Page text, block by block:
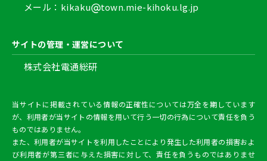
メール：kikaku
town.mie-kihoku.lg.jp
サイトの管理・運営について
株式会社電通総研
当サイトに掲載されている情報の正確性については万全を期しています
が、利用者が当サイトの情報を用いて行う一切の行為について責任を負う
ものではありません。
また、利用者が当サイトを利用したことにより発生した利用者の損害およ
び利用者が第三者に与えた損害に対して、責任を負うものではありませ